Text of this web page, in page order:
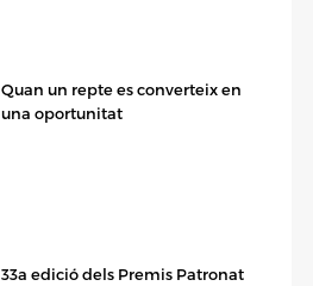
Quan un repte es converteix en
una oportunitat
33a edició dels Premis Patronat